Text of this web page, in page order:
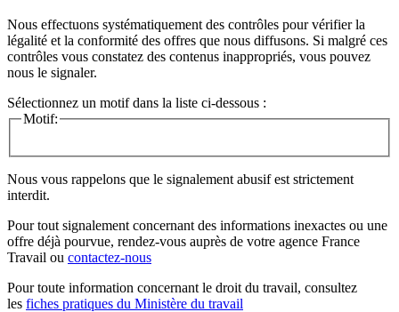
Nous effectuons systématiquement des contrôles pour vérifier la
légalité et la conformité des offres que nous diffusons. Si malgré ces
contrôles vous constatez des contenus inappropriés, vous pouvez
nous le signaler.
Sélectionnez un motif dans la liste ci-dessous :
Motif:
Nous vous rappelons que le signalement abusif est strictement
interdit.
Pour tout signalement concernant des informations inexactes ou une
offre déjà pourvue, rendez-vous auprès de votre agence France
Travail ou contactez-nous
Pour toute information concernant le droit du travail, consultez
les fiches pratiques du Ministère du travail